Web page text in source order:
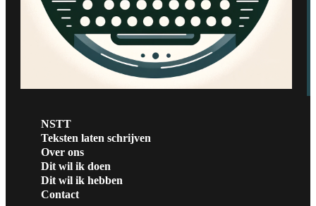
NSTT
Teksten laten schrijven
Over ons
Dit wil ik doen
Dit wil ik hebben
Contact